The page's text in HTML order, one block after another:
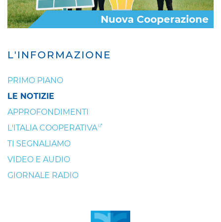
L'INFORMAZIONE
PRIMO PIANO
LE NOTIZIE
APPROFONDIMENTI
L'ITALIA COOPERATIVA
TI SEGNALIAMO
VIDEO E AUDIO
GIORNALE RADIO
Nuova Cooperazione